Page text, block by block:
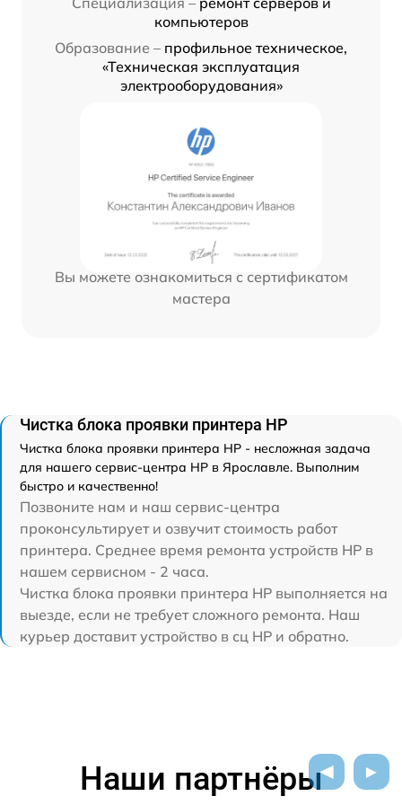
компьютеров
Образование – профильное техническое,
«Техническая эксплуатация
электрооборудования»
Вы можете ознакомиться с сертификатом
мастера
Чистка блока проявки принтера HP
Чистка блока проявки принтера HP - несложная задача
для нашего сервис-центра HP в Ярославле. Выполним
быстро и качественно!
Позвоните нам и наш сервис-центра
проконсультирует и озвучит стоимость работ
принтера. Среднее время ремонта устройств HP в
нашем сервисном - 2 часа.
Чистка блока проявки принтера HP выполняется на
выезде, если не требует сложного ремонта. Наш
курьер доставит устройство в сц HP и обратно.
Наши партнёры